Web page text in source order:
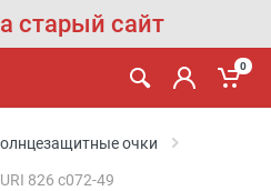
старый сайт
0
очки
826 с072-49